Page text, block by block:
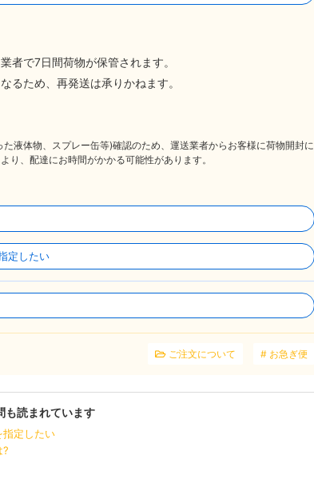
者で7日間荷物が保管されます。
るため、再発送は承りかねます。
液体物、スプレー缶等)確認のため、運送業者からお客様に荷物開封に
り、配達にお時間がかかる可能性があります。
定したい
ご注文について お急ぎ便
も読まれています
指定したい
?